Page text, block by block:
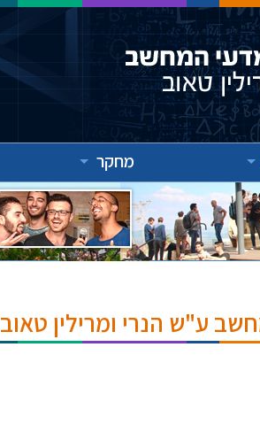
מחקר
ע"ש הנרי ומרילין טאוב